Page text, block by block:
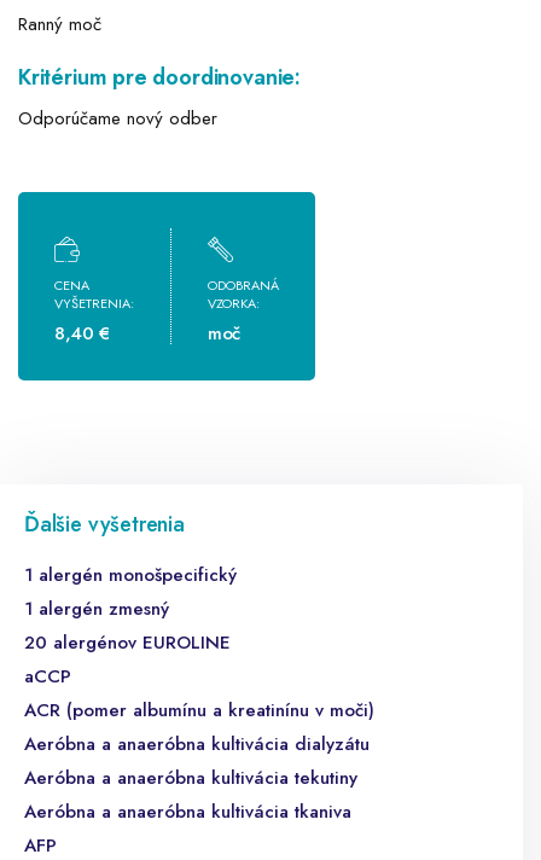
Ranný moč
Kritérium pre doordinovanie:
Odporúčame nový odber
CENA
VYŠETRENIA:
8,40 €
ODOBRANÁ
VZORKA:
moč
Ďalšie vyšetrenia
1 alergén monošpecifický
1 alergén zmesný
20 alergénov EUROLINE
aCCP
ACR (pomer albumínu a kreatinínu v moči)
Aeróbna a anaeróbna kultivácia dialyzátu
Aeróbna a anaeróbna kultivácia tekutiny
Aeróbna a anaeróbna kultivácia tkaniva
AFP